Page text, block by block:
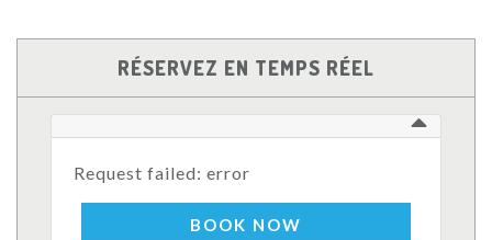
RÉSERVEZ EN TEMPS RÉEL
Request failed: error
BOOK NOW